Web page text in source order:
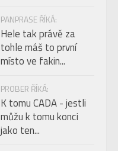
PANPRASE ŘÍKÁ:
Hele tak právě za
tohle máš to první
místo ve fakin...
PROBER ŘÍKÁ:
K tomu CADA - jestli
můžu k tomu konci
jako ten...